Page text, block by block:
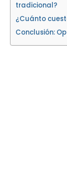
tradicional?
¿Cuánto
Conclusión: